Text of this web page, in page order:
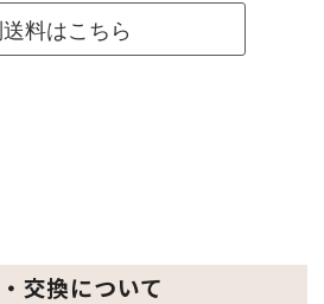
料はこちら
交換について